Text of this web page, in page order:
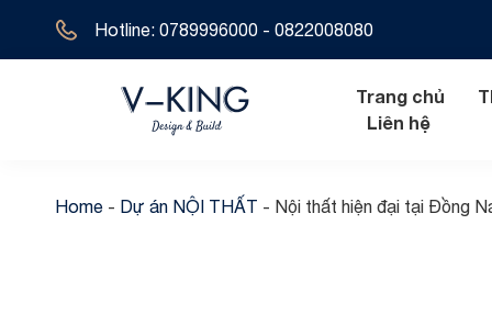
Hotline: 0789996000 - 0822008080
Trang chủ
Liên hệ
Home - Dự án NỘI THẤT - Nội thất hiện đại tại Đồng